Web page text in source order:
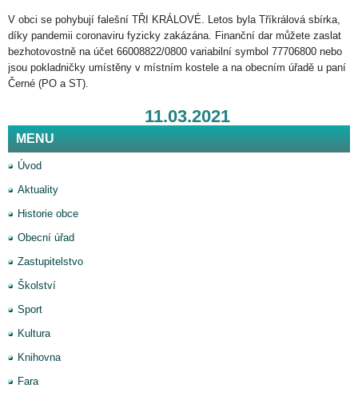
V obci se pohybují falešní TŘI KRÁLOVÉ. Letos byla Tříkrálová sbírka,
díky pandemii coronaviru fyzicky zakázána. Finanční dar můžete zaslat
bezhotovostně na účet 66008822/0800 variabilní symbol 77706800 nebo
jsou pokladničky umístěny v místním kostele a na obecním úřadě u paní
Černé (PO a ST).
11.03.2021
MENU
Úvod
Aktuality
Historie obce
Obecní úřad
Zastupitelstvo
Školství
Sport
Kultura
Knihovna
Fara